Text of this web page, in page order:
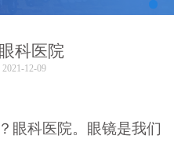
科医院
2021-12-09
眼科医院。 眼镜是我们